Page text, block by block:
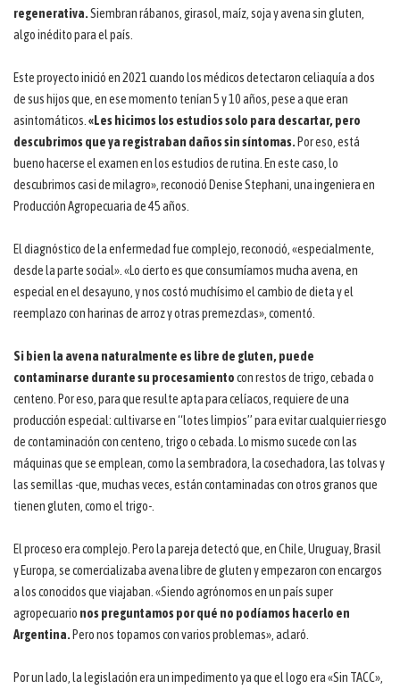
regenerativa.Siembran rábanos, girasol, maíz, soja y avena sin gluten,
algo inédito para el país.
Este proyecto inició en 2021 cuando los médicos detectaron celiaquía a dos
de sus hijos que, en ese momento tenían 5 y 10 años, pese a que eran
asintomáticos. «Les hicimos los estudios solo para descartar, pero
descubrimos que ya registraban daños sin síntomas.Por eso, está
bueno hacerse el examen en los estudios de rutina. En este caso, lo
descubrimos casi de milagro», reconoció Denise Stephani, una ingeniera en
Producción Agropecuaria de 45 años.
El diagnóstico de la enfermedad fue complejo, reconoció, «especialmente,
desde la parte social». «Lo cierto es que consumíamos mucha avena, en
especial en el desayuno, y nos costó muchísimo el cambio de dieta y el
reemplazo con harinas de arroz y otras premezclas», comentó.
Si bien la avena naturalmente es libre de gluten, puede
contaminarse durante su procesamientocon restos de trigo, cebada o
centeno. Por eso, para que resulte apta para celíacos, requiere de una
producción especial: cultivarse en “lotes limpios” para evitar cualquier riesgo
de contaminación con centeno, trigo o cebada. Lo mismo sucede con las
máquinas que se emplean, como la sembradora, la cosechadora, las tolvas y
las semillas -que, muchas veces, están contaminadas con otros granos que
tienen gluten, como el trigo-.
El proceso era complejo. Pero la pareja detectó que, en Chile, Uruguay, Brasil
y Europa, se comercializaba avena libre de gluten y empezaron con encargos
a los conocidos que viajaban. «Siendo agrónomos en un país super
agropecuario nos preguntamos por qué no podíamos hacerlo en
Argentina.Pero nos topamos con varios problemas», aclaró.
Por un lado, la legislación era un impedimento ya que el logo era «Sin TACC»,